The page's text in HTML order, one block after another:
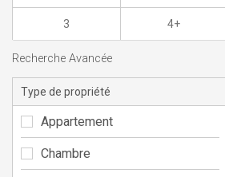
3 4+
Recherche Avancée
Type de propriété
Appartement
Chambre